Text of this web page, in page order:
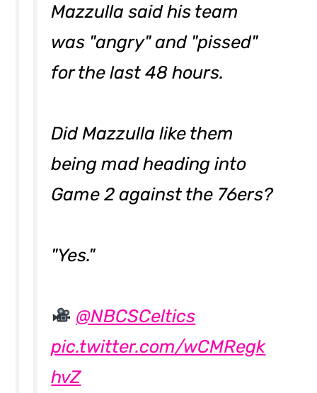
Mazzulla said his team
was "angry" and "pissed"
for the last 48 hours.
Did Mazzulla like them
being mad heading into
Game 2 against the 76ers?
"Yes."
@NBCSCeltics
pic.twitter.com/wCMRegk
hvZ